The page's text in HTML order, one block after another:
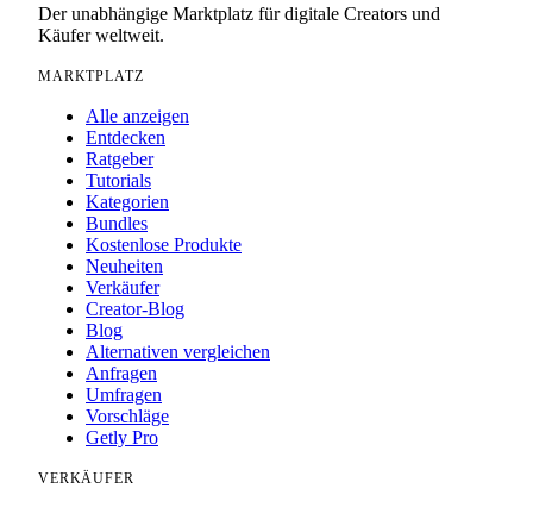
Der unabhängige Marktplatz für digitale Creators und
Käufer weltweit.
MARKTPLATZ
Alle anzeigen
Entdecken
Ratgeber
Tutorials
Kategorien
Bundles
Kostenlose Produkte
Neuheiten
Verkäufer
Creator-Blog
Blog
Alternativen vergleichen
Anfragen
Umfragen
Vorschläge
Getly Pro
VERKÄUFER